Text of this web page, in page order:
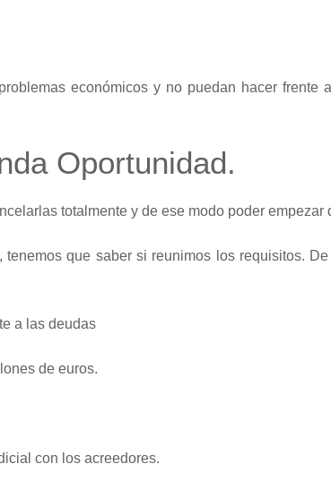
económicos y no puedan hacer frente
Oportunidad.
totalmente y de ese modo poder empezar
que saber si reunimos los requisitos.
a las deudas
de euros.
con los acreedores.